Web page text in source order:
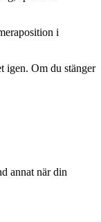
i
igen. Om du stänger
annat när din